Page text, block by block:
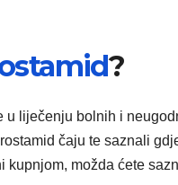
?
u liječenju bolnih i
čaju te saznali
možda ćete